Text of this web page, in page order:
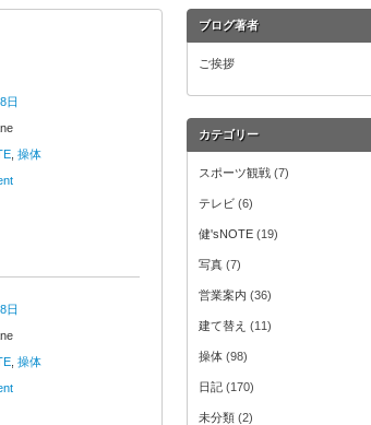
日
操体
日
操体
ブログ著者
ご挨拶
カテゴリー
スポーツ観戦 (7)
テレビ (6)
健'sNOTE (19)
写真 (7)
営業案内 (36)
建て替え (11)
操体 (98)
日記 (170)
未分類 (2)